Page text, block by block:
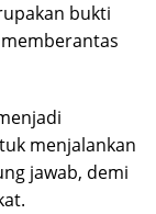
bukti
menjalankan
jawab, demi